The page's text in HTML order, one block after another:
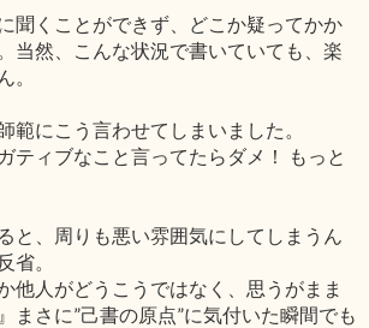
聞くことができず、どこか疑ってかか
当然、こんな状況で書いていても、楽
。
範にこう言わせてしまいました。
ティブなこと言ってたらダメ！ もっと
と、周りも悪い雰囲気にしてしまうん
省。
他人がどうこうではなく、思うがまま
まさに”己書の原点”に気付いた瞬間でも